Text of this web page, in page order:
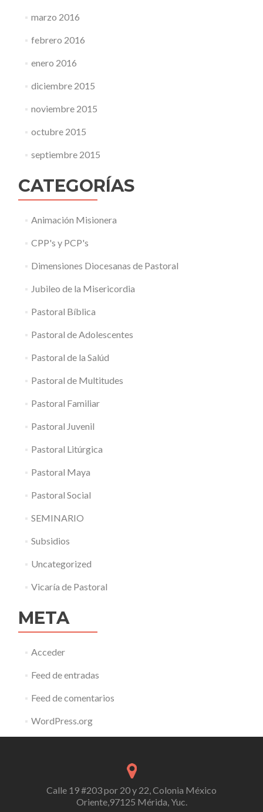
marzo 2016
febrero 2016
enero 2016
diciembre 2015
noviembre 2015
octubre 2015
septiembre 2015
CATEGORÍAS
Animación Misionera
CPP's y PCP's
Dimensiones Diocesanas de Pastoral
Jubileo de la Misericordia
Pastoral Bíblica
Pastoral de Adolescentes
Pastoral de la Salúd
Pastoral de Multitudes
Pastoral Familiar
Pastoral Juvenil
Pastoral Litúrgica
Pastoral Maya
Pastoral Social
SEMINARIO
Subsidios
Uncategorized
Vicaría de Pastoral
META
Acceder
Feed de entradas
Feed de comentarios
WordPress.org
Calle 19 #203 por 20 y 22, Colonia México
Oriente,97125 Mérida, Yuc.